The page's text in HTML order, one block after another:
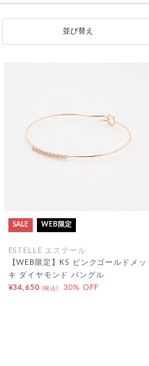
並び替え
SALE WEB限定
ESTELLE エステール
【WEB限定】K5 ピンクゴールドメッ
キ ダイヤモンド バングル
¥34,650(税込) 30% OFF